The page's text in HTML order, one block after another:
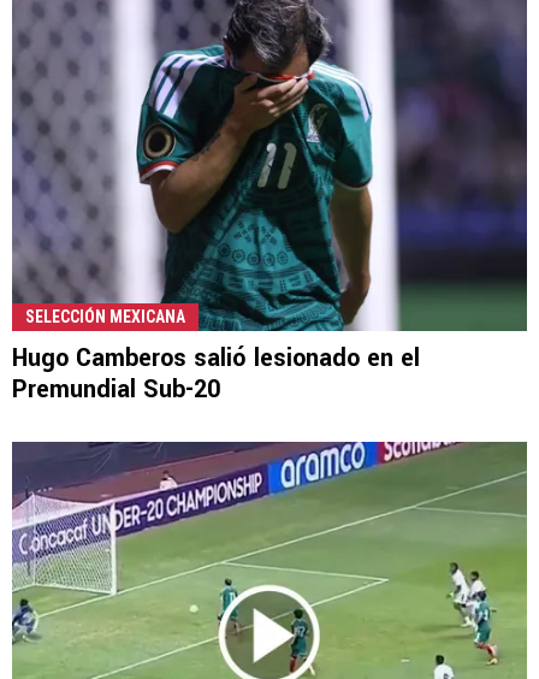
SELECCIÓN MEXICANA
Hugo Camberos salió lesionado en el
Premundial Sub-20